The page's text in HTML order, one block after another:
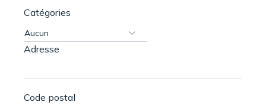
Catégories
Adresse
Code postal